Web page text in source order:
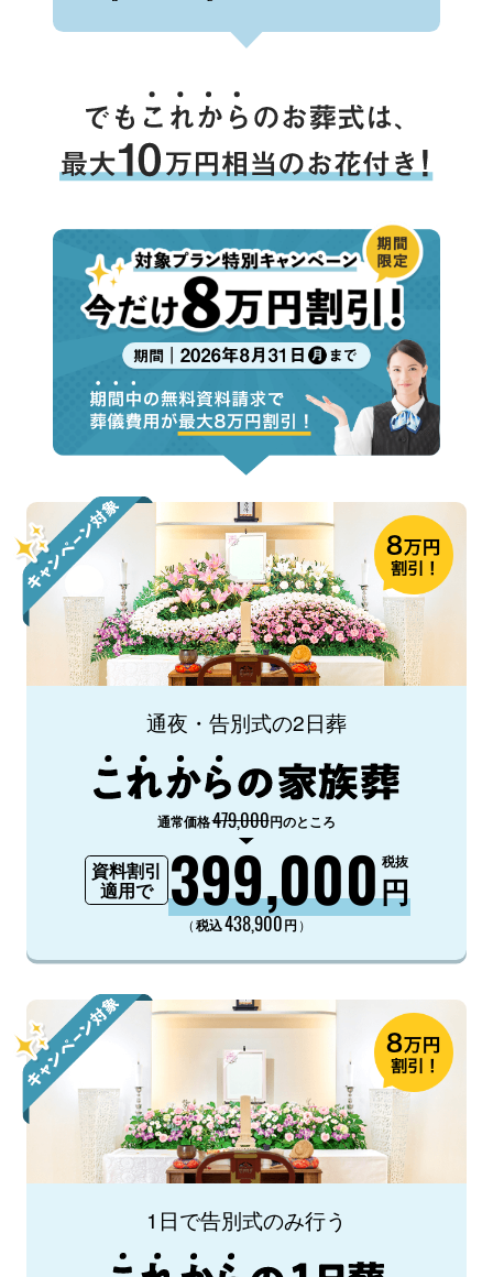
通夜・告別式の2日葬
通常価格479,000円のところ
資料割引
適用で
399,000円
税抜
（税込438,900円 ）
1日で告別式のみ行う